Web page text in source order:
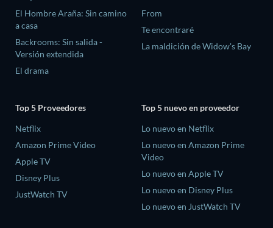
El Hombre Araña: Sin camino
a casa
Backrooms: Sin salida -
Versión extendida
El drama
From
Te encontraré
La maldición de Widow's Bay
Top 5 Proveedores
Netflix
Amazon Prime Video
Apple TV
Disney Plus
JustWatch TV
Top 5 nuevo en proveedor
Lo nuevo en Netflix
Lo nuevo en Amazon Prime
Video
Lo nuevo en Apple TV
Lo nuevo en Disney Plus
Lo nuevo en JustWatch TV